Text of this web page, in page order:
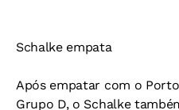
Schalke empata
Após empatar com o
Grupo D, o Schalke